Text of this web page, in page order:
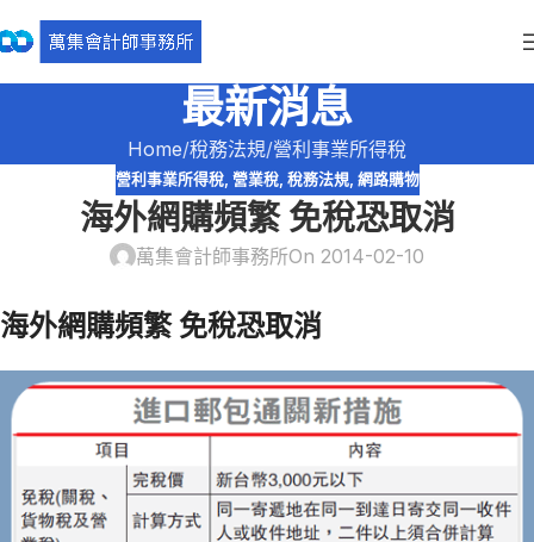
最新消息
Home 稅務法規 營利事業所得稅
營利事業所得稅, 營業稅, 稅務法規, 網路購物
海外網購頻繁 免稅恐取消
萬集會計師事務所On 2014-02-10
海外網購頻繁 免稅恐取消